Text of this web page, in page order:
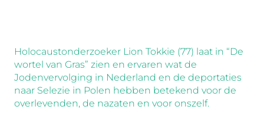
Holocaustonderzoeker Lion Tokkie (77) laat in “De
wortel van Gras” zien en ervaren wat de
Jodenvervolging in Nederland en de deportaties
naar Selezie in Polen hebben betekend voor de
overlevenden, de nazaten en voor onszelf.